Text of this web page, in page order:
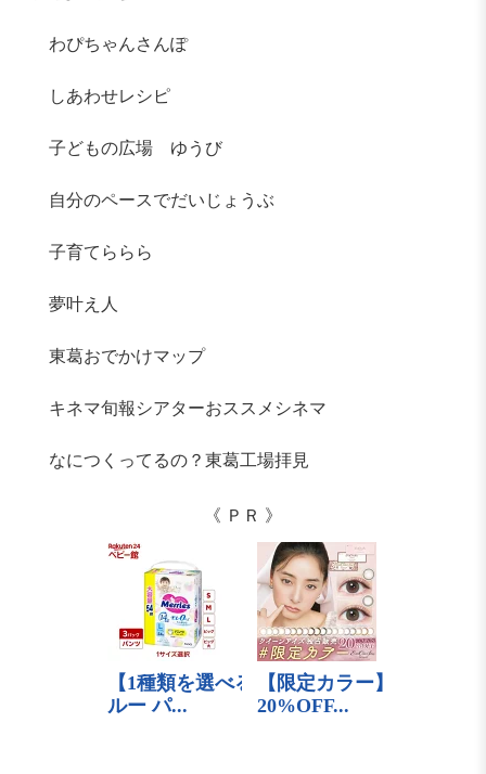
わぴちゃんさんぽ
しあわせレシピ
子どもの広場 ゆうび
自分のペースでだいじょうぶ
子育てららら
夢叶え人
東葛おでかけマップ
キネマ旬報シアターおススメシネマ
なにつくってるの？東葛工場拝見
《 ＰＲ 》